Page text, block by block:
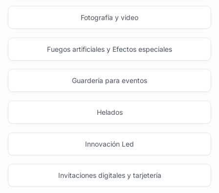
Fotografía y video
Fuegos artificiales y Efectos especiales
Guardería para eventos
Helados
Innovación Led
Invitaciones digitales y tarjetería